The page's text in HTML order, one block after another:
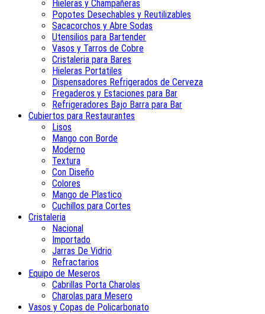
Hieleras y Champañeras
Popotes Desechables y Reutilizables
Sacacorchos y Abre Sodas
Utensilios para Bartender
Vasos y Tarros de Cobre
Cristaleria para Bares
Hieleras Portatiles
Dispensadores Refrigerados de Cerveza
Fregaderos y Estaciones para Bar
Refrigeradores Bajo Barra para Bar
Cubiertos para Restaurantes
Lisos
Mango con Borde
Moderno
Textura
Con Diseño
Colores
Mango de Plastico
Cuchillos para Cortes
Cristaleria
Nacional
Importado
Jarras De Vidrio
Refractarios
Equipo de Meseros
Cabrillas Porta Charolas
Charolas para Mesero
Vasos y Copas de Policarbonato